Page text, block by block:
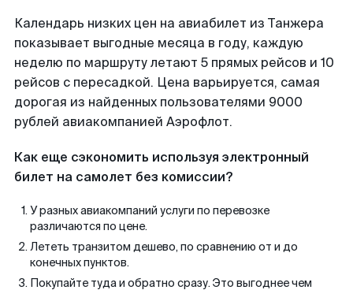
Календарь низких цен на авиабилет из Танжера
показывает выгодные месяца в году, каждую
неделю по маршруту летают 5 прямых рейсов и 10
рейсов с пересадкой. Цена варьируется, самая
дорогая из найденных пользователями 9000
рублей авиакомпанией Аэрофлот.
Как еще сэкономить используя электронный
билет на самолет без комиссии?
У разных авиакомпаний услуги по перевозке
различаются по цене.
Лететь транзитом дешево, по сравнению от и до
конечных пунктов.
Покупайте туда и обратно сразу. Это выгоднее чем